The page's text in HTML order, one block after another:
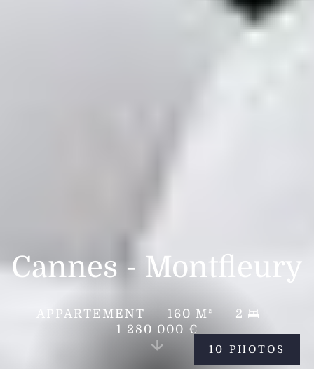
Cannes - Montfleury
APPARTEMENT 160 M²
2
1 280 000 €
10 PHOTOS